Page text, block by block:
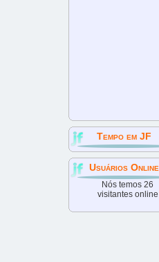
Tempo em JF
Usuários Online
Nós temos 26
visitantes online